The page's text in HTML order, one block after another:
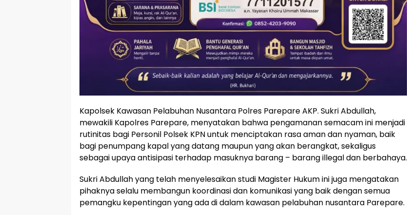
Kapolsek Kawasan Pelabuhan Nusantara Polres Parepare AKP. Sukri Abdullah,
mewakili Kapolres Parepare, menyatakan bahwa pengamanan semacam ini menjadi
rutinitas bagi Personil Polsek KPN untuk menciptakan rasa aman dan nyaman, baik
bagi penumpang kapal yang datang maupun yang akan berangkat, sekaligus
sebagai upaya antisipasi terhadap masuknya barang – barang illegal dan berbahaya.
Sukri Abdullah yang telah menyelesaikan studi Magister Hukum ini juga mengatakan
pihaknya selalu membangun koordinasi dan komunikasi yang baik dengan semua
pemangku kepentingan yang ada di dalam kawasan pelabuhan nusantara Parepare.